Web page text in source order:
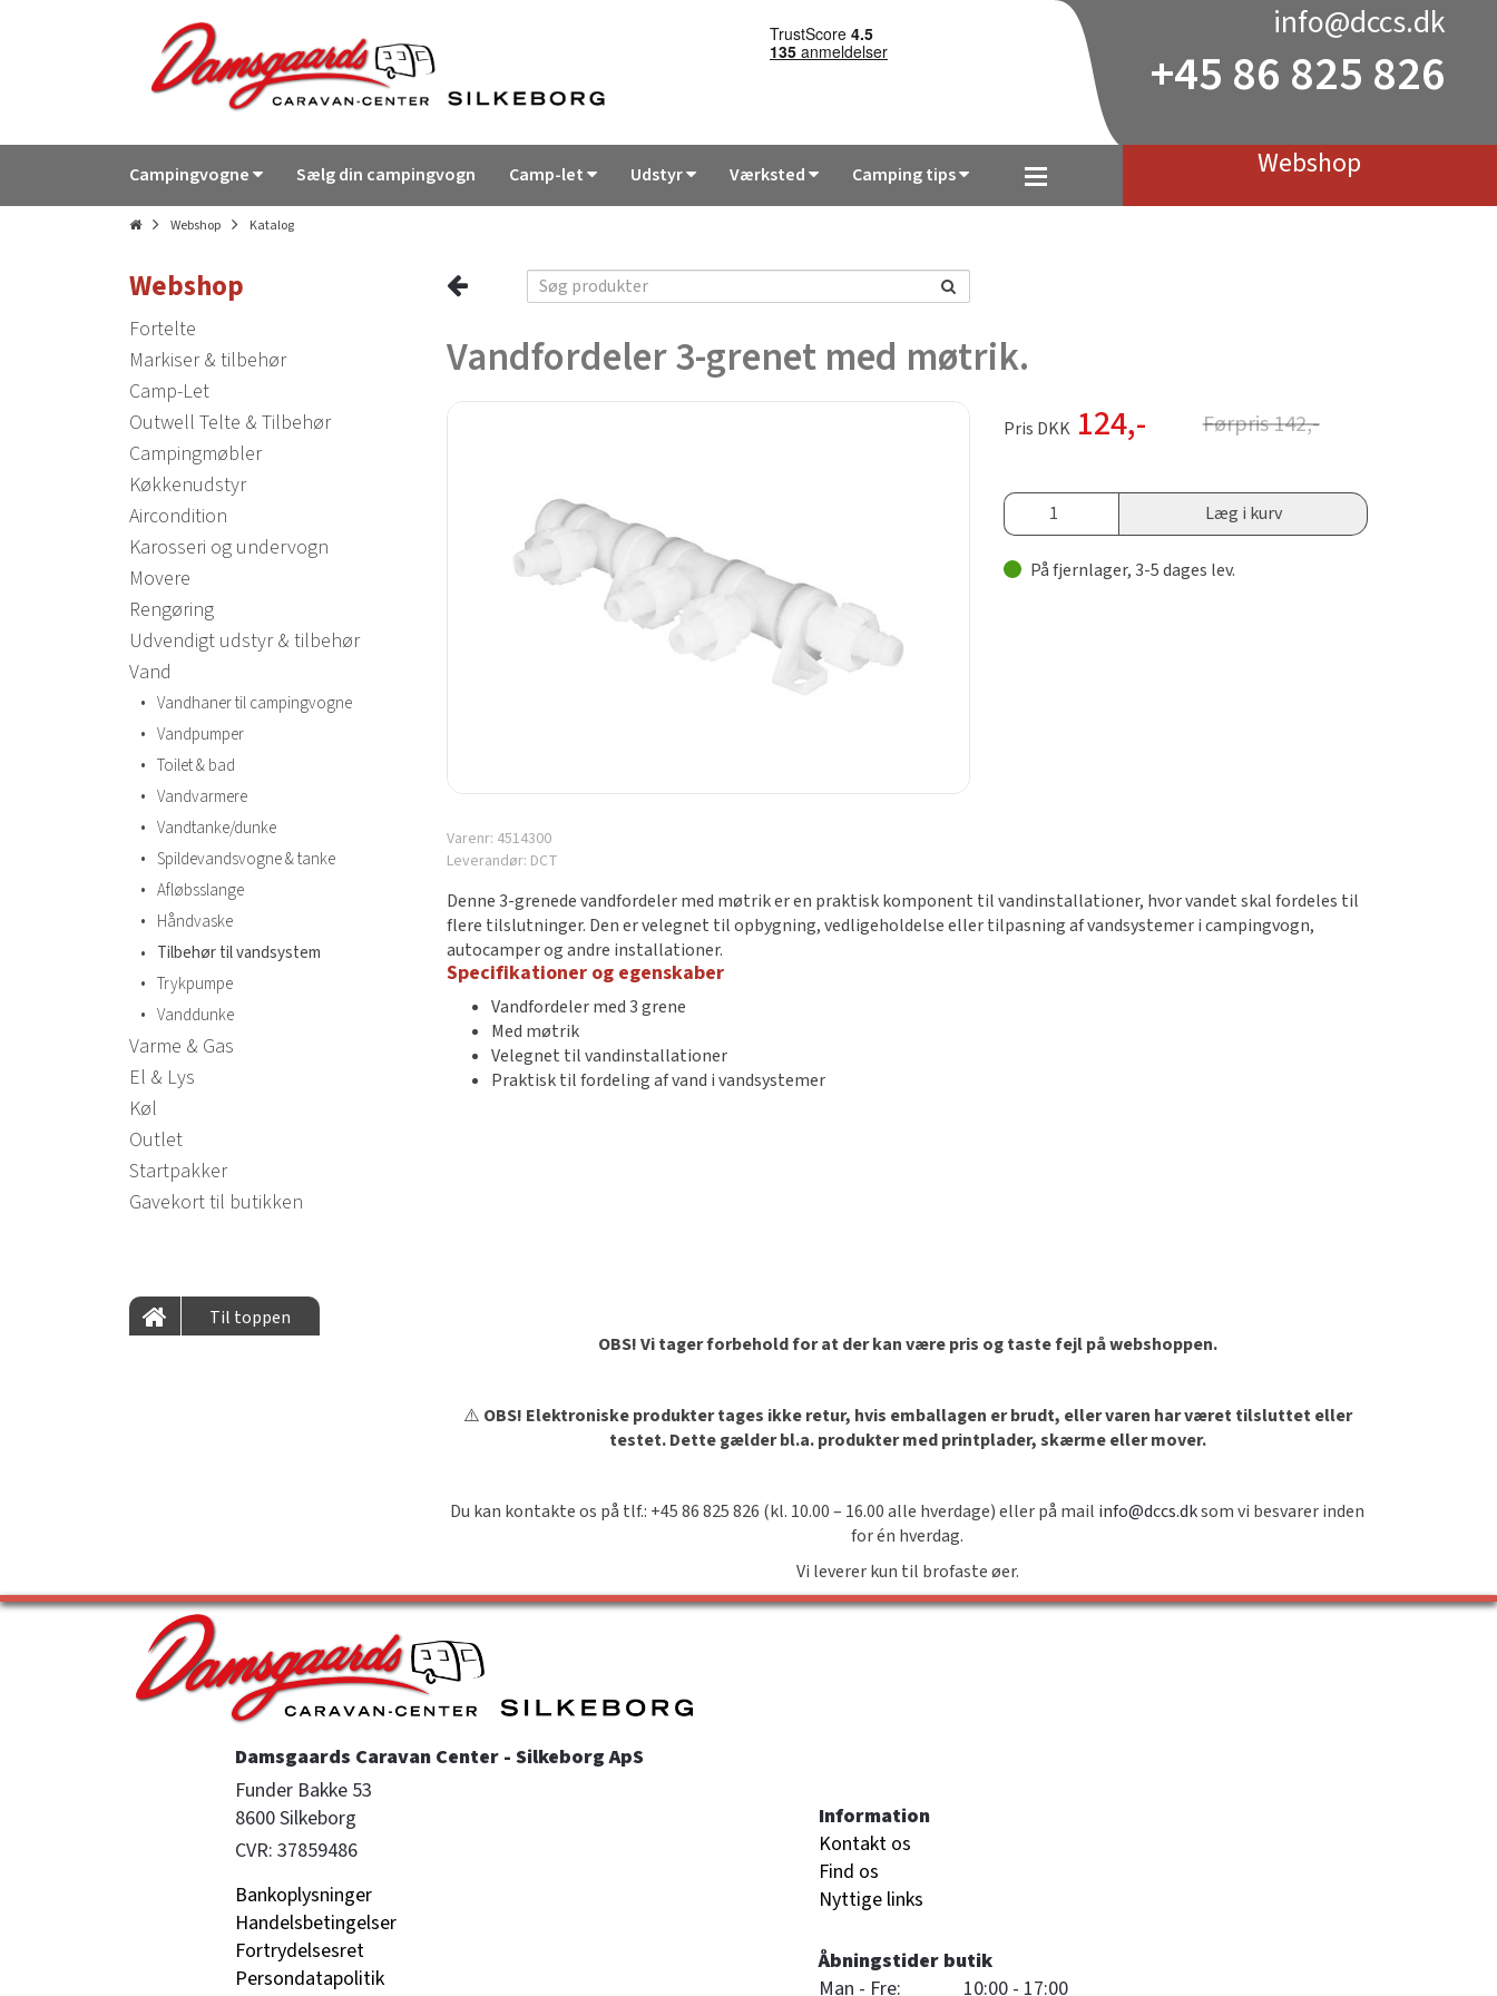
info@dccs.dk
+45 86 825 826
Campingvogne Sælg din campingvogn Camp-let Udstyr Værksted Camping tips Webshop
Webshop Katalog
Webshop
Fortelte
Markiser & tilbehør
Camp-Let
Outwell Telte & Tilbehør
Campingmøbler
Køkkenudstyr
Aircondition
Karosseri og undervogn
Movere
Rengøring
Udvendigt udstyr & tilbehør
Vand
• Vandhaner til campingvogne
• Vandpumper
• Toilet & bad
• Vandvarmere
• Vandtanke/dunke
• Spildevandsvogne & tanke
• Afløbsslange
• Håndvaske
• Tilbehør til vandsystem
• Trykpumpe
• Vanddunke
Varme & Gas
El & Lys
Køl
Outlet
Startpakker
Gavekort til butikken
Vandfordeler 3-grenet med møtrik.
Pris DKK 124,- Førpris142,-
Læg i kurv
På fjernlager, 3-5 dages lev.
Varenr: 4514300
Leverandør: DCT
Denne 3-grenede vandfordeler med møtrik er en praktisk komponent til vandinstallationer, hvor vandet skal fordeles til
flere tilslutninger. Den er velegnet til opbygning, vedligeholdelse eller tilpasning af vandsystemer i campingvogn,
autocamper og andre installationer.
Specifikationer og egenskaber
Vandfordeler med 3 grene
Med møtrik
Velegnet til vandinstallationer
Praktisk til fordeling af vand i vandsystemer
Til toppen
OBS! Vi tager forbehold for at der kan være pris og taste fejl på webshoppen.
⚠️ OBS! Elektroniske produkter tages ikke retur, hvis emballagen er brudt, eller varen har været tilsluttet eller
testet. Dette gælder bl.a. produkter med printplader, skærme eller mover.
Du kan kontakte os på tlf.: +45 86 825 826 (kl. 10.00 – 16.00 alle hverdage) eller på mail info@dccs.dksom vi besvarer inden
for én hverdag.
Vi leverer kun til brofaste øer.
Damsgaards Caravan Center - Silkeborg ApS
Funder Bakke 53
8600 Silkeborg
CVR: 37859486
Bankoplysninger
Handelsbetingelser
Fortrydelsesret
Persondatapolitik
Information
Kontakt os
Find os
Nyttige links
Åbningstider butik
Man - Fre:
10:00 - 17:00